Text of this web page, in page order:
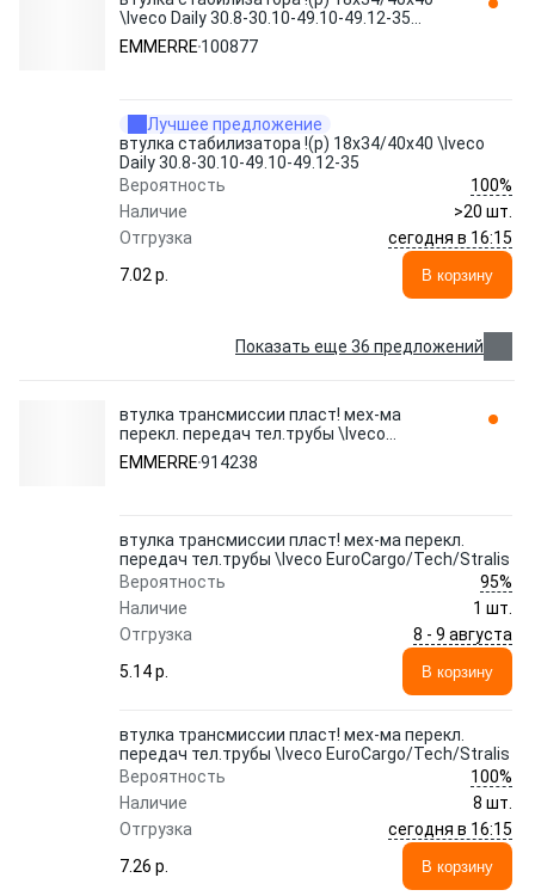
\Iveco Daily 30.8-30.10-49.10-49.12-35
100877 EMMERRE
EMMERRE 100877
Лучшее предложение
втулка стабилизатора !(р) 18x34/40x40 \Iveco
Daily 30.8-30.10-49.10-49.12-35
Вероятность
100%
Наличие
>20 шт.
Отгрузка
сегодня в 16:15
7.02 p.
В корзину
Показать еще 36 предложений
втулка трансмиссии пласт! мех-ма
перекл. передач тел.трубы \Iveco
EuroCargo/Tech/Stralis 914238 EMMERRE
EMMERRE914238
втулка трансмиссии пласт! мех-ма перекл.
передач тел.трубы \Iveco EuroCargo/Tech/Stralis
Вероятность
95%
Наличие
1 шт.
Отгрузка
8 - 9 августа
5.14 p.
В корзину
втулка трансмиссии пласт! мех-ма перекл.
передач тел.трубы \Iveco EuroCargo/Tech/Stralis
Вероятность
100%
Наличие
8 шт.
Отгрузка
сегодня в 16:15
7.26 p.
В корзину